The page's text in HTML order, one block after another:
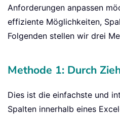
Anforderungen anpassen
effiziente Möglichkeiten,
Folgenden stellen wir drei
Methode 1: Durch
Dies ist die einfachste und
Spalten innerhalb eines